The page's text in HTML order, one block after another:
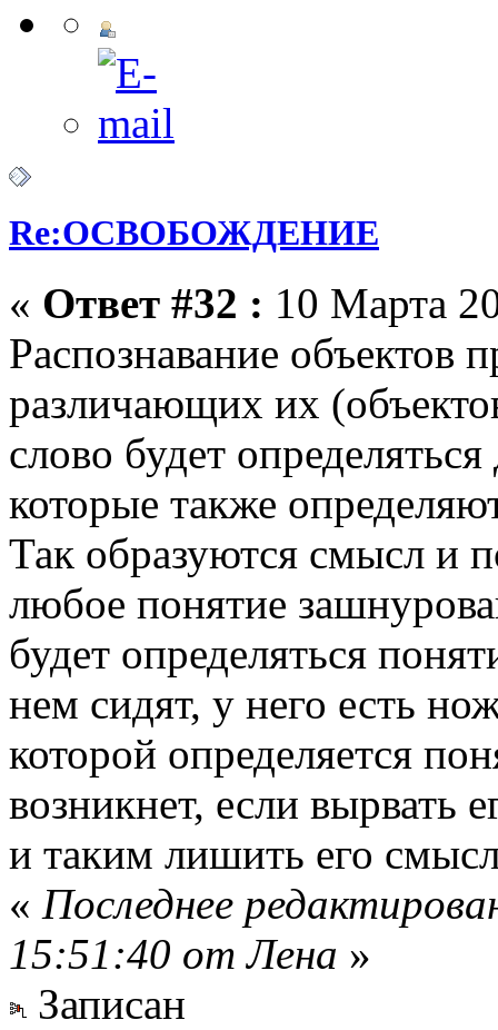
Re:ОСВОБОЖДЕНИЕ
« Ответ #32 : 10 Марта
Распознавание объектов
различающих их
слово будет
которые также
Так образуются смысл и
любое понятие
будет определяться
нем сидят, у него есть
которой определяется
возникнет, если вырвать
и таким лишить его
« Последнее
15:51:40 от Лена »
Записан